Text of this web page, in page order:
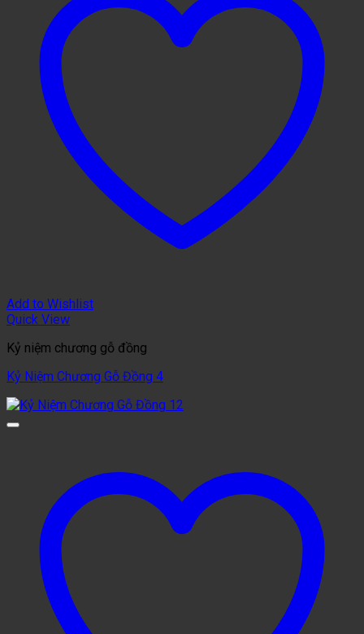
Add to Wishlist
Quick View
Kỷ niệm chương gỗ đồng
Kỷ Niệm Chương Gỗ Đồng 4